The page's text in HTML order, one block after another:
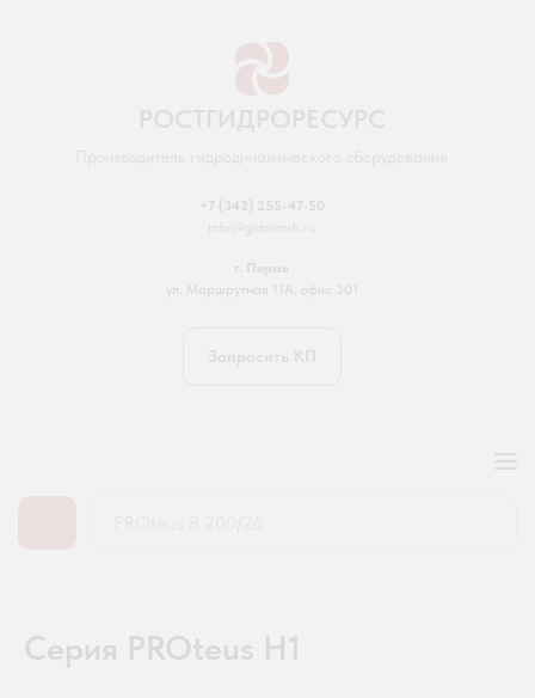
+7 (342) 255-47-50
г. Пермь
ул. Маршрутная 11А, офис 301
Серия PROteus H1